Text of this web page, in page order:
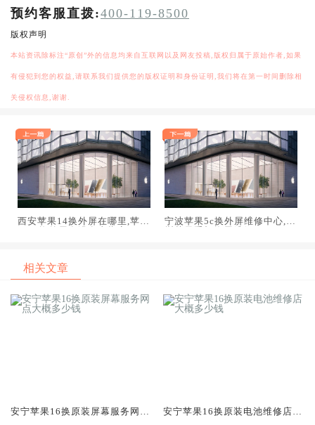
预约客服直拨:400-119-8500
版权声明
本站资讯除标注“原创”外的信息均来自互联网以及网友投稿,版权归属于原始作者,如果
有侵犯到您的权益,请联系我们提供您的版权证明和身份证明,我们将在第一时间删除相
关侵权信息,谢谢.
西安苹果14换外屏在哪里,苹果
宁波苹果5c换外屏维修中心,深
相关文章
安宁苹果16换原装屏幕服务网点
安宁苹果16换原装电池维修店大